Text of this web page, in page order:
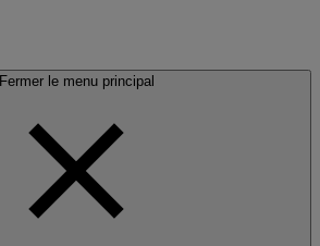
Fermer le menu principal